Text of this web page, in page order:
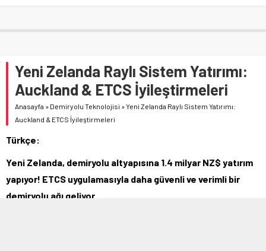
Yeni Zelanda Raylı Sistem Yatırımı:
Auckland & ETCS İyileştirmeleri
Anasayfa » Demiryolu Teknolojisi »Yeni Zelanda Raylı Sistem Yatırımı:
Auckland & ETCS İyileştirmeleri
Türkçe:
Yeni Zelanda, demiryolu altyapısına 1.4 milyar NZ$ yatırım
yapıyor! ETCS uygulamasıyla daha güvenli ve verimli bir
demiryolu ağı geliyor.